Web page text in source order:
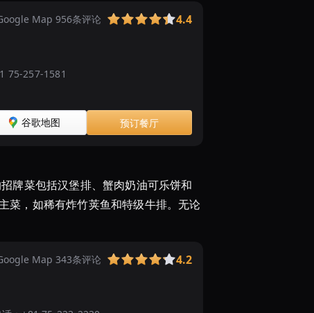
Map 956条评论 4.4
75-257-1581
谷歌地图 预订餐厅
牌菜包括汉堡排、蟹肉奶油可乐饼和
菜，如稀有炸竹荚鱼和特级牛排。无论
Map 343条评论 4.2